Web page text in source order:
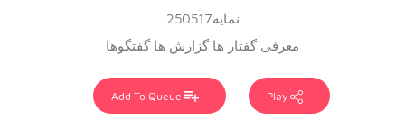
نمایه250517
معرفی گفتار ها گزارش ها گفتگوها